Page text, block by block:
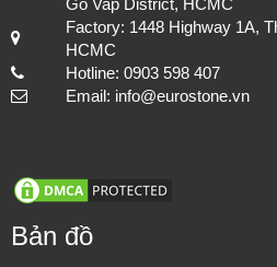
Mua hàng nhanh